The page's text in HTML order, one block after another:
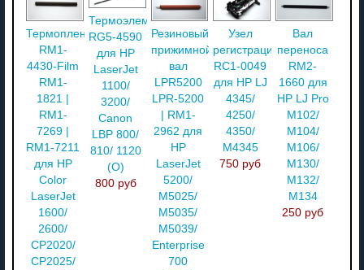
Термопленка
RM1-
4430-Film
RM1-
1821 |
RM1-
7269 |
RM1-7211
для HP
Color
LaserJet
1600/
2600/
CP2020/
CP2025/
Термоэлемент
RG5-4590
для HP
LaserJet
1100/
3200/
Canon
LBP 800/
810/ 1120
(О)
800 руб
Резиновый
прижимной
вал
LPR5200
LPR-5200
| RM1-
2962 для
HP
LaserJet
5200/
M5025/
M5035/
M5039/
Enterprise
700
Узел
регистрации
RC1-0049
для HP LJ
4345/
4250/
4350/
M4345
750 руб
Вал
переноса
RM2-
1660 для
HP LJ Pro
M102/
M104/
M106/
M130/
M132/
M134
250 руб